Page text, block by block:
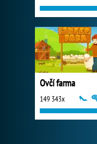
Ovčí farma
149 343x